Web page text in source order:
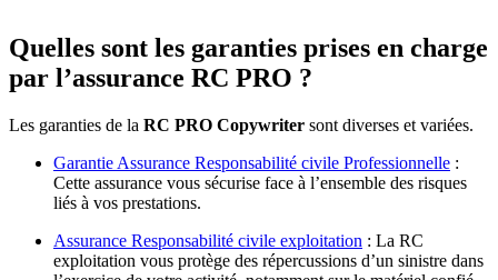
Quelles sont les garanties prises en charge
par l’assurance RC PRO ?
Les garanties de la RC PRO Copywriter sont diverses et variées.
Garantie Assurance Responsabilité civile Professionnelle :
Cette assurance vous sécurise face à l’ensemble des risques
liés à vos prestations.
Assurance Responsabilité civile exploitation : La RC
exploitation vous protège des répercussions d’un sinistre dans